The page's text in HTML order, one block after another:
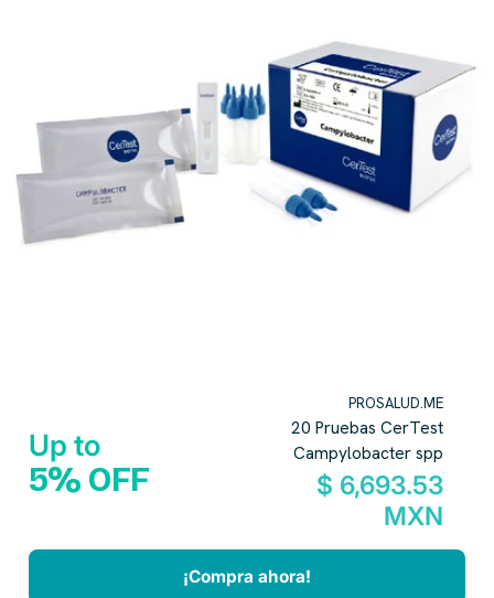
Up to
5% OFF
PROSALUD.ME
20 Pruebas CerTest
Campylobacter spp
$ 6,693.53
MXN
¡Compra ahora!